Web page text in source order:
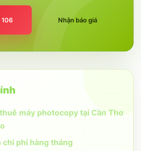
106 Nhận báo giá
máy photocopy tại Cần Thơ
chi phí hàng tháng